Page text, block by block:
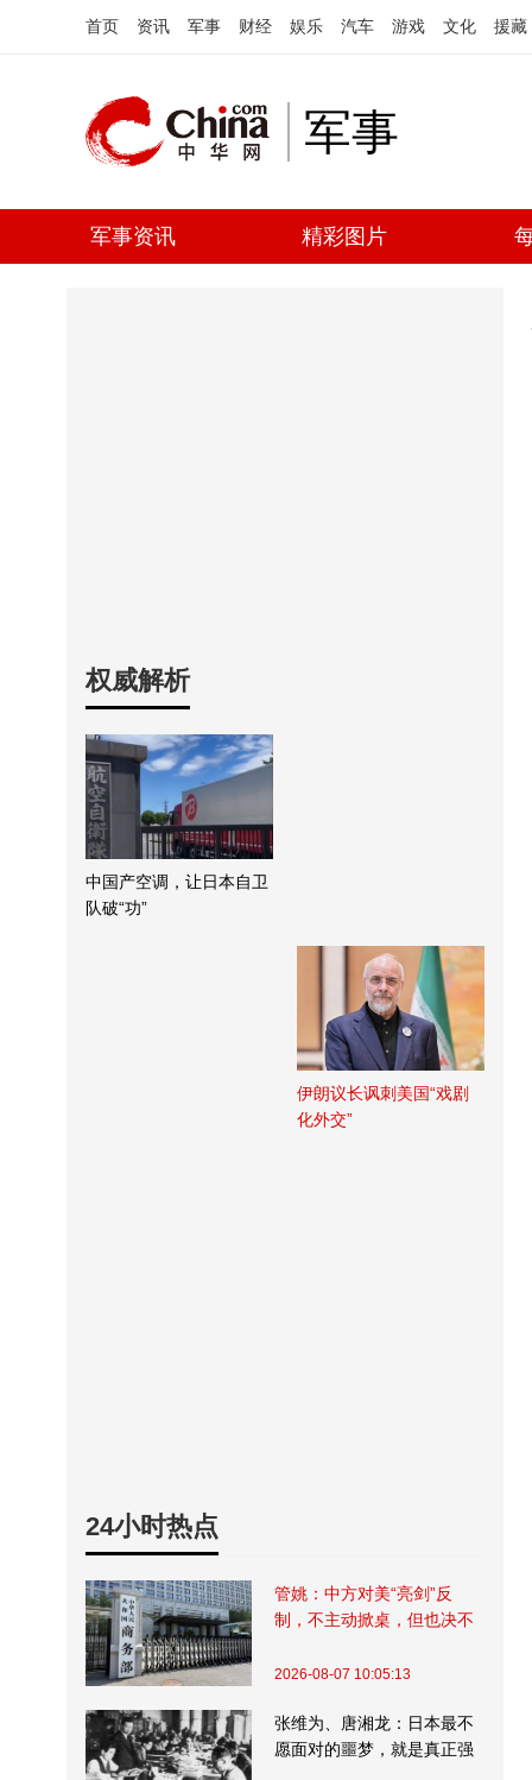
首页 资讯 军事 财经 娱乐 汽车 游戏 文化 援藏
军事
军事资讯 精彩图片
权威解析
中国产空调，让日本自卫
队破“功”
伊朗议长讽刺美国“戏剧
化外交”
24小时热点
管姚：中方对美“亮剑”反
制，不主动掀桌，但也决不
2026-08-07 10:05:13
张维为、唐湘龙：日本最不
愿面对的噩梦，就是真正强